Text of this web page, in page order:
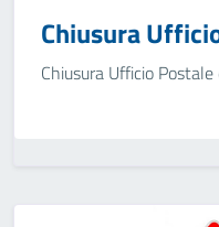
Chiusura
Chiusura Ufficio